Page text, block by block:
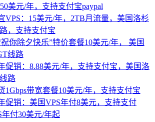
美元/年，支持支付宝paypal
VPS：15美元/年，2TB月流量，美国洛杉
，支持支付宝
祝你除夕快乐”特价套餐10美元/年， 美国
线路
促销：8.88美元/年，支持支付宝，美国洛
路
1Gbps带宽套餐10美元/年，支持支付宝
促销：美国VPS年付8美元，支持支付
付30美元/年起